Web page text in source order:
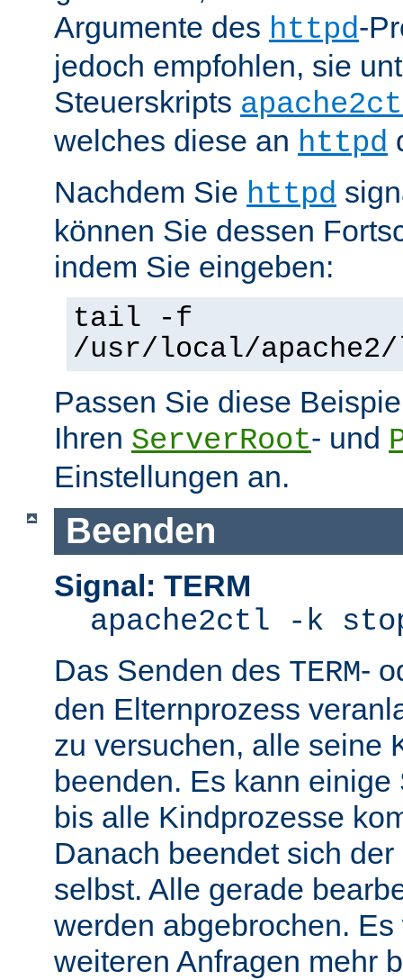
Argumente des httpd-
jedoch empfohlen, sie
Steuerskripts
welches diese an httpd
Nachdem Sie httpd
können Sie dessen
indem Sie eingeben:
tail -f
/usr/local/
Passen Sie diese
Ihren ServerRoot- und
Einstellungen an.
Beenden
Signal: TERM
apache2ctl -k
Das Senden des TERM-
den Elternprozess
zu versuchen, alle seine
beenden. Es kann
bis alle Kindprozesse
Danach beendet sich
selbst. Alle gerade
werden abgebrochen.
weiteren Anfragen mehr